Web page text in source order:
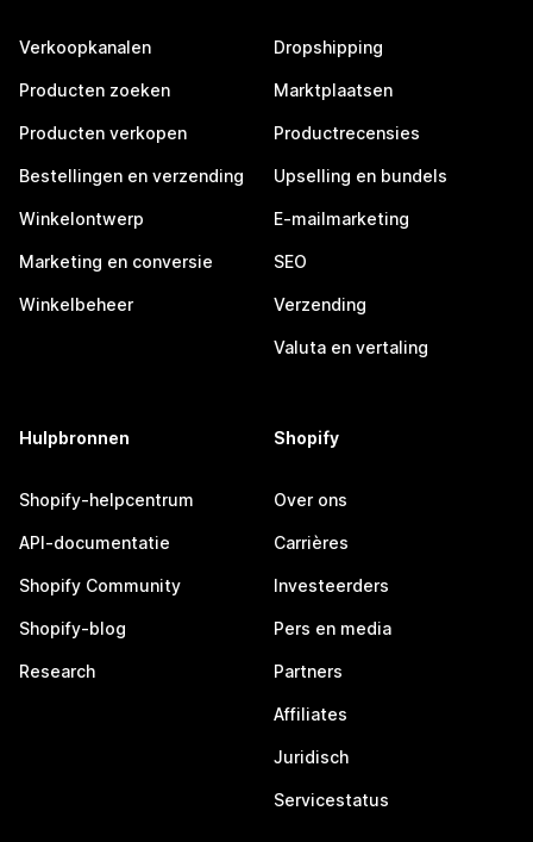
Verkoopkanalen
Producten zoeken
Producten verkopen
Bestellingen en verzending
Winkelontwerp
Marketing en conversie
Winkelbeheer
Dropshipping
Marktplaatsen
Productrecensies
Upselling en bundels
E-mailmarketing
SEO
Verzending
Valuta en vertaling
Hulpbronnen
Shopify-helpcentrum
API-documentatie
Shopify Community
Shopify-blog
Research
Shopify
Over ons
Carrières
Investeerders
Pers en media
Partners
Affiliates
Juridisch
Servicestatus